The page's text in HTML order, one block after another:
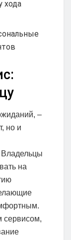
хода
–
но и
Владельцы
на
сервисом,